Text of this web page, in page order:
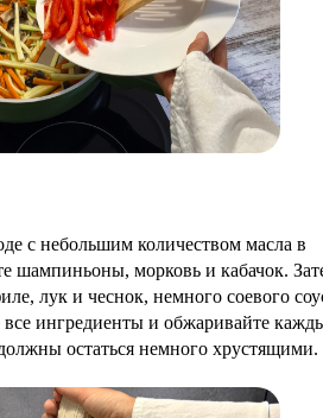
с небольшим количеством масла в
шампиньоны, морковь и кабачок.
лук и чеснок, немного соевого
все ингредиенты и обжаривайте
остаться немного хрустящими.